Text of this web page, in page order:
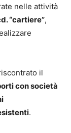
nelle attività
“cartiere”,
il
con società
.